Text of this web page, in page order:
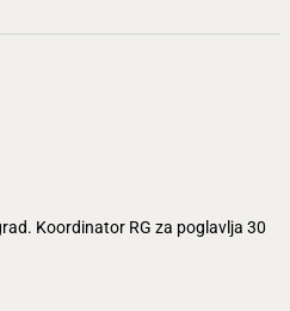
Koordinator RG za poglavlja 30